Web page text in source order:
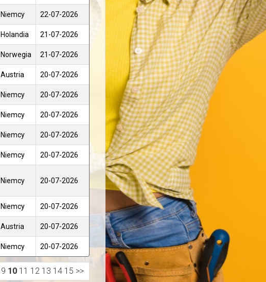
Niemcy 22-07-2026
Holandia 21-07-2026
Norwegia 21-07-2026
Austria 20-07-2026
Niemcy 20-07-2026
Niemcy 20-07-2026
Niemcy 20-07-2026
Niemcy 20-07-2026
Niemcy 20-07-2026
Niemcy 20-07-2026
Austria 20-07-2026
Niemcy 20-07-2026
9 10 11 12 13 14 15 >>